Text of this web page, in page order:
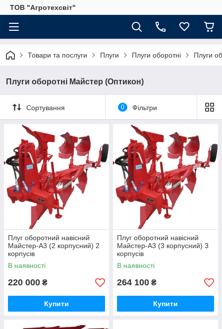
ТОВ "Агротехсвіт"
Товари та послуги Плуги Плуги оборотні Плуги
Плуги оборотні Майстер (Оптикон)
Сортування 0 Фільтри
Плуг оборотний навісний
Майстер-А3 (2 корпусний) 2
корпусів
В наявності
220 000 ₴
Купити
Плуг оборотний навісний
Майстер-А3 (3 корпусний) 3
корпусів
В наявності
264 100 ₴
Купити